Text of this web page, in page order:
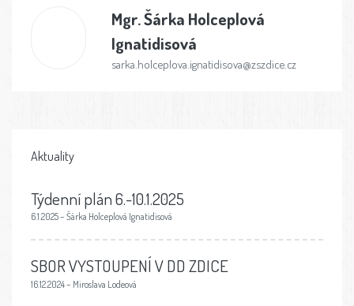
Mgr.Šárka Holceplová
Ignatidisová
sarka.holceplova.ignatidisova@zszdice.cz
Aktuality
Týdenní plán 6.-10.1.2025
6.1.2025 – Šárka Holceplová Ignatidisová
SBOR VYSTOUPENÍ V DD ZDICE
16.12.2024 – Miroslava Lodeová